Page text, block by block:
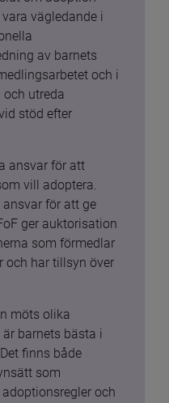
vägledande i
av barnets
och i
och utreda
stöd efter
ansvar för att
vill adoptera.
för att ge
ger auktorisation
som förmedlar
och har tillsyn över
möts olika
barnets bästa i
finns både
som
och